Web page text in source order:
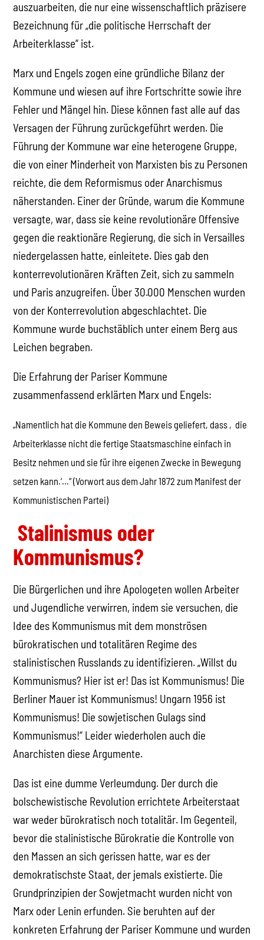
auszuarbeiten, die nur eine wissenschaftlich präzisere
Bezeichnung für „die politische Herrschaft der
Arbeiterklasse“ ist.
Marx und Engels zogen eine gründliche Bilanz der
Kommune und wiesen auf ihre Fortschritte sowie ihre
Fehler und Mängel hin. Diese können fast alle auf das
Versagen der Führung zurückgeführt werden. Die
Führung der Kommune war eine heterogene Gruppe,
die von einer Minderheit von Marxisten bis zu Personen
reichte, die dem Reformismus oder Anarchismus
näherstanden. Einer der Gründe, warum die Kommune
versagte, war, dass sie keine revolutionäre Offensive
gegen die reaktionäre Regierung, die sich in Versailles
niedergelassen hatte, einleitete. Dies gab den
konterrevolutionären Kräften Zeit, sich zu sammeln
und Paris anzugreifen. Über 30.000 Menschen wurden
von der Konterrevolution abgeschlachtet. Die
Kommune wurde buchstäblich unter einem Berg aus
Leichen begraben.
Die Erfahrung der Pariser Kommune
zusammenfassend erklärten Marx und Engels:
„Namentlich hat die Kommune den Beweis geliefert, dass ‚die
Arbeiterklasse nicht die fertige Staatsmaschine einfach in
Besitz nehmen und sie für ihre eigenen Zwecke in Bewegung
setzen kann.‘…“ (Vorwort aus dem Jahr 1872 zum Manifest der
Kommunistischen Partei)
Stalinismus oder
Kommunismus?
Die Bürgerlichen und ihre Apologeten wollen Arbeiter
und Jugendliche verwirren, indem sie versuchen, die
Idee des Kommunismus mit dem monströsen
bürokratischen und totalitären Regime des
stalinistischen Russlands zu identifizieren. „Willst du
Kommunismus? Hier ist er! Das ist Kommunismus! Die
Berliner Mauer ist Kommunismus! Ungarn 1956 ist
Kommunismus! Die sowjetischen Gulags sind
Kommunismus!“ Leider wiederholen auch die
Anarchisten diese Argumente.
Das ist eine dumme Verleumdung. Der durch die
bolschewistische Revolution errichtete Arbeiterstaat
war weder bürokratisch noch totalitär. Im Gegenteil,
bevor die stalinistische Bürokratie die Kontrolle von
den Massen an sich gerissen hatte, war es der
demokratischste Staat, der jemals existierte. Die
Grundprinzipien der Sowjetmacht wurden nicht von
Marx oder Lenin erfunden. Sie beruhten auf der
konkreten Erfahrung der Pariser Kommune und wurden